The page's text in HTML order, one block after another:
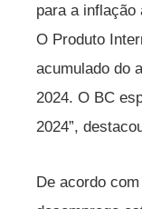
para a inflação
O Produto
acumulado do
2024. O BC
2024”,
De acordo